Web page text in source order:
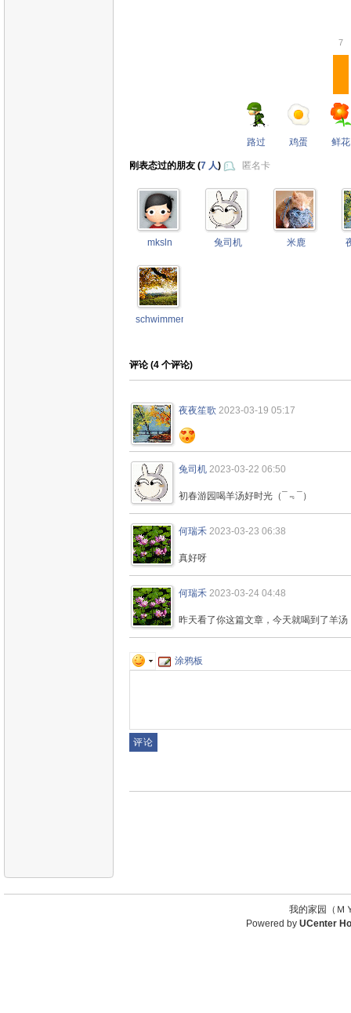
路过 鸡蛋
7
鲜花
刚表态过的朋友 (7 人) 匿名卡
mksln 兔司机 米鹿
schwimmengool
评论 (4 个评论)
夜夜笙歌 2023-03-19 05:17
兔司机 2023-03-22 06:50
初春游园喝羊汤好时光（¯﹃¯）
何瑞禾 2023-03-23 06:38
真好呀
何瑞禾 2023-03-24 04:48
昨天看了你这篇文章，今天就喝到了羊汤
涂鸦板
我的家园（
Powered by UCenter